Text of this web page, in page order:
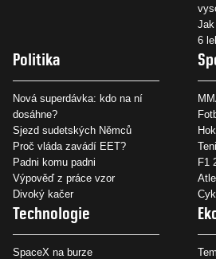
6
Politika
Nová superdávka: kdo na ní
dosáhne?
Sjezd sudetských Němců
Proč vláda zavádí EET?
Padni komu padni
Výpověď z práce vzor
Divoký kačer
F1
Technologie
SpaceX na burze